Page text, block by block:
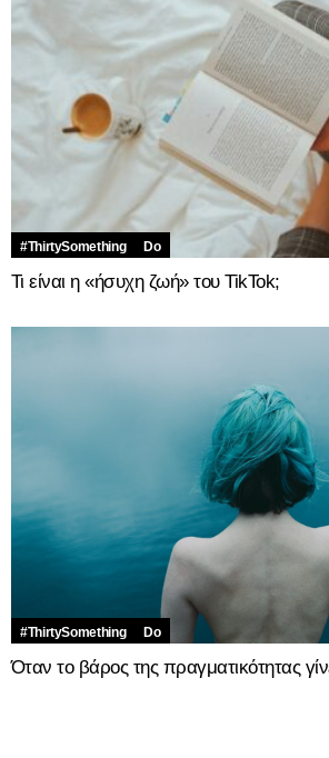
#ThirtySomething Do
Τι είναι η «ήσυχη ζωή» του TikTok;
#ThirtySomething Do
Όταν το βάρος της πραγματικότητας